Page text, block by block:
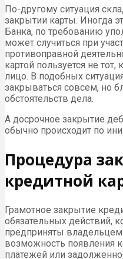
По-другому ситуация
закрытии карты. Иногда
Банка, по требованию
может случиться при
противоправной
картой пользуется не
лицо. В подобных
закрываться совсем, но
обстоятельств дела.
А досрочное закрытие
обычно происходит по
Процедура
кредитной
Грамотное закрытие
обязательных действий,
предприняты
возможность появления
платежей или